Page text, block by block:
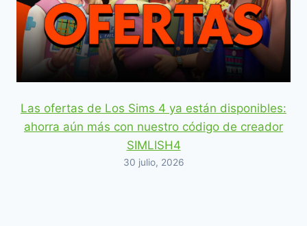
Las ofertas de Los Sims 4 ya están disponibles:
ahorra aún más con nuestro código de creador
SIMLISH4
30 julio, 2026